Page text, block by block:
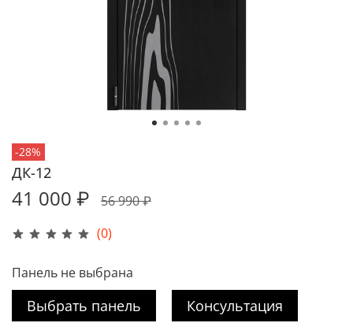
-28%
(0)
ДК-12
41 000 ₽ 56 990 ₽
Панель не выбрана
Выбрать панель Консультация